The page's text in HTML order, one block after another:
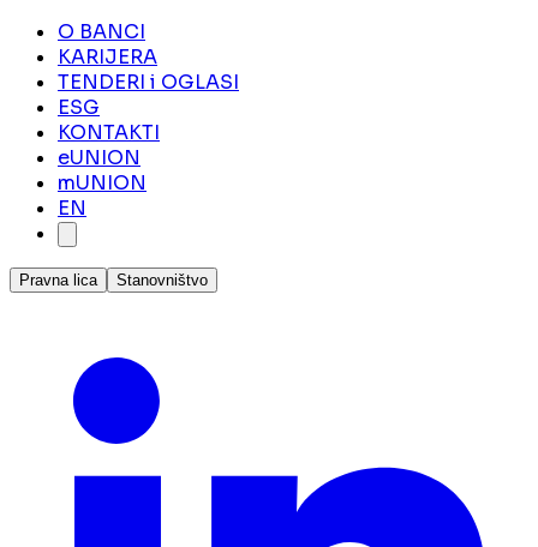
O BANCI
KARIJERA
TENDERI i OGLASI
ESG
KONTAKTI
eUNION
mUNION
EN
Pravna lica Stanovništvo